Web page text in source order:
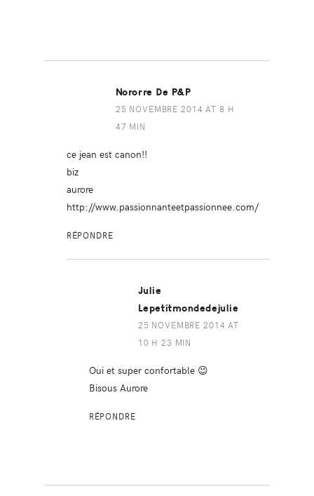
Nororre De P&P
25 NOVEMBRE 2014 AT 8 H
47 MIN
ce jean est canon!!
biz
aurore
http://www.passionnanteetpassionnee.com/
RÉPONDRE
Julie
Lepetitmondedejulie
25 NOVEMBRE 2014 AT
10 H 23 MIN
Oui et super confortable 😉
Bisous Aurore
RÉPONDRE